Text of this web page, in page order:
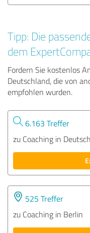
Tipp: Die
dem
Fordern Sie kostenlos
Deutschland, die von
empfohlen wurden.
6.163 Treffer
zu Coaching in
525 Treffer
zu Coaching in Berlin